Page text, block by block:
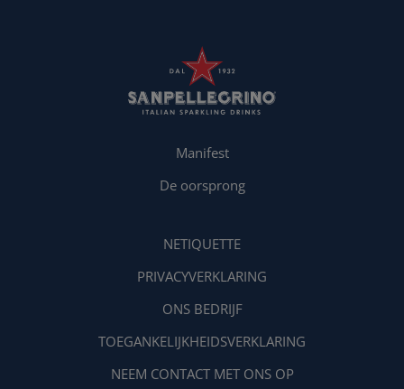
Manifest
De oorsprong
NETIQUETTE
PRIVACYVERKLARING
ONS BEDRIJF
TOEGANKELIJKHEIDSVERKLARING
NEEM CONTACT MET ONS OP